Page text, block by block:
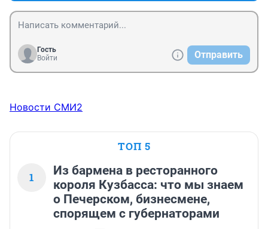
Гость
Войти
Отправить
Новости СМИ2
ТОП 5
1
Из бармена в ресторанного
короля Кузбасса: что мы знаем
о Печерском, бизнесмене,
спорящем с губернаторами